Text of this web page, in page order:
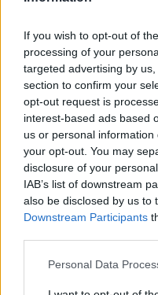
If you wish to opt-out of
processing of your
targeted advertising by
section to confirm your
opt-out request is
interest-based ads based
us or personal
your opt-out. You may
disclosure of your
IAB’s list of downstream
also be disclosed by us to
Downstream Participants
Personal Data
Στο Ιστορικό
Ελλάδος: Επίσημη
του ζεύγους Δημητρίου
Μανιατάκη με τον
Πατριάρχη
Σμύρνη
Πέμπτη, 16 Μαΐου 2019 -
Λόγος
ΜΑΝΙΑΤΑΚΕΙΟΝ ΙΔΡΥΜΑ/
Συνεντεύξεις - Δημοσιεύσεις -
Μανιατάκη